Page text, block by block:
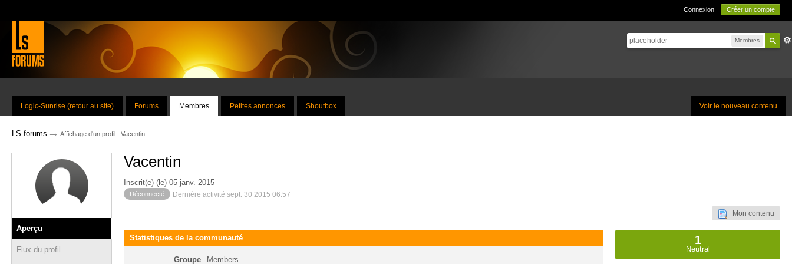
Connexion Créer un compte
Membres
Voir le nouveau contenu
Logic-Sunrise (retour au site) Forums Membres Petites annonces Shoutbox
LS forums → Affichage d'un profil : Vacentin
Aperçu
Flux du profil
Vacentin
Inscrit(e) (le) 05 janv. 2015
Déconnecté Dernière activité sept. 30 2015 06:57
Mon contenu
Statistiques de la communauté
Groupe Members
1
Neutral